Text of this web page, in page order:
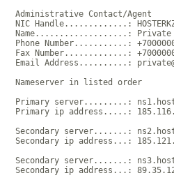
Administrative Contact/Agent
NIC Handle.............: HOSTERKZ-
Name...................: Private
Phone Number...........:
Fax Number.............:
Email Address..........:
Nameserver in listed order
Primary server.........:
Primary ip address.....:
Secondary server.......:
Secondary ip address...:
Secondary server.......:
Secondary ip address...: